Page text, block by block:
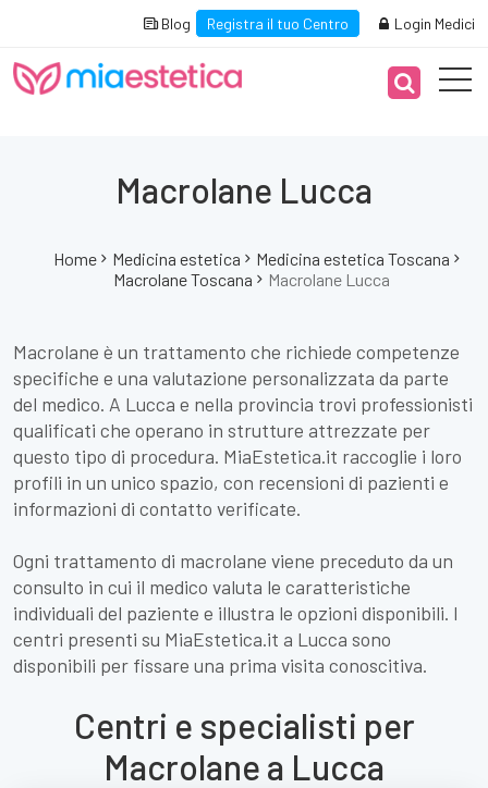
Blog Registra il tuo Centro Login Medici
Macrolane Lucca
Home Medicina estetica
Medicina estetica Toscana
Macrolane Toscana
Macrolane Lucca
Macrolane è un trattamento che richiede competenze
specifiche e una valutazione personalizzata da parte
del medico. A Lucca e nella provincia trovi professionisti
qualificati che operano in strutture attrezzate per
questo tipo di procedura. MiaEstetica.it raccoglie i loro
profili in un unico spazio, con recensioni di pazienti e
informazioni di contatto verificate.
Ogni trattamento di macrolane viene preceduto da un
consulto in cui il medico valuta le caratteristiche
individuali del paziente e illustra le opzioni disponibili. I
centri presenti su MiaEstetica.it a Lucca sono
disponibili per fissare una prima visita conoscitiva.
Centri e specialisti per
Macrolane a Lucca